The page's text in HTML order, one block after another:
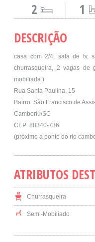
1
2
DESCRIÇÃO
casa com 2/4, sala de tv,
churrasqueira, 2 vagas de
mobiliada.)
Rua Santa Paulina, 15
Bairro: São Francisco de
Camboriú/SC
CEP: 88340-736
(próximo a ponte do rio
ATRIBUTOS
Churrasqueira
Semi-Mobiliado